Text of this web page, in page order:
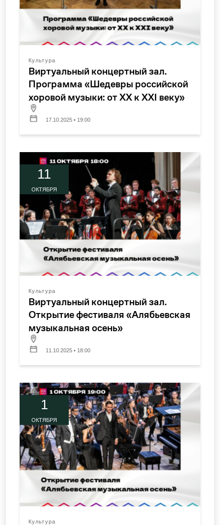
Культура
Виртуальный концертный зал.
Программа «Шедевры российской
хоровой музыки: от XX к XXI веку»
17.10.2025 • 19:00
11
ОКТЯБРЯ
Культура
Виртуальный концертный зал.
Открытие фестиваля «Алябьевская
музыкальная осень»
11.10.2025 • 18:00
1
ОКТЯБРЯ
Культура